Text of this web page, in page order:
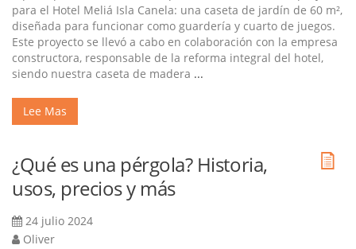
para el Hotel Meliá Isla Canela: una caseta de jardín de 60 m²,
diseñada para funcionar como guardería y cuarto de juegos.
Este proyecto se llevó a cabo en colaboración con la empresa
constructora, responsable de la reforma integral del hotel,
siendo nuestra caseta de madera ...
Lee Mas
¿Qué es una pérgola? Historia,
usos, precios y más
24 julio 2024
Oliver